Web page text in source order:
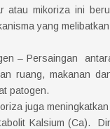
mikoriza ini
yang
– Persaingan
ruang, makanan
patogen.
juga
Kalsium (Ca).